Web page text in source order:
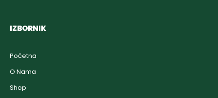
IZBORNIK
Početna
O Nama
Shop